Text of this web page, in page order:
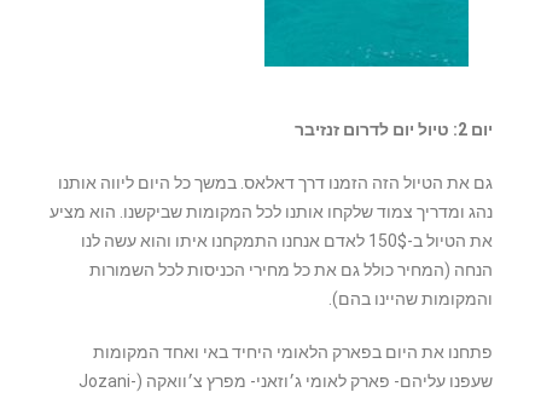
יום 2: טיול יום לדרום זנזיבר
גם את הטיול הזה הזמנו דרך דאלאס. במשך כל היום ליווה אותנו
נהג ומדריך צמוד שלקחו אותנו לכל המקומות שביקשנו. הוא מציע
את הטיול ב-150$ לאדם אנחנו התמקחנו איתו והוא עשה לנו
הנחה (המחיר כולל גם את כל מחירי הכניסות לכל השמורות
והמקומות שהיינו בהם).
פתחנו את היום בפארק הלאומי היחיד באי ואחד המקומות
שעפנו עליהם- פארק לאומי ג׳וזאני- מפרץ צ׳וואקה (Jozani-